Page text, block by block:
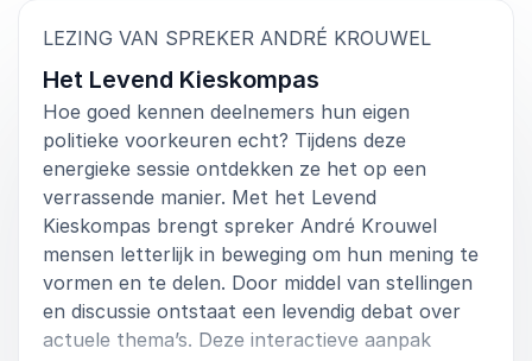
LEZING VAN SPREKER ANDRÉ KROUWEL
Het Levend Kieskompas
Hoe goed kennen deelnemers hun eigen
politieke voorkeuren echt? Tijdens deze
energieke sessie ontdekken ze het op een
verrassende manier. Met het Levend
Kieskompas brengt spreker André Krouwel
mensen letterlijk in beweging om hun mening te
vormen en te delen. Door middel van stellingen
en discussie ontstaat een levendig debat over
actuele thema’s. Deze interactieve aanpak